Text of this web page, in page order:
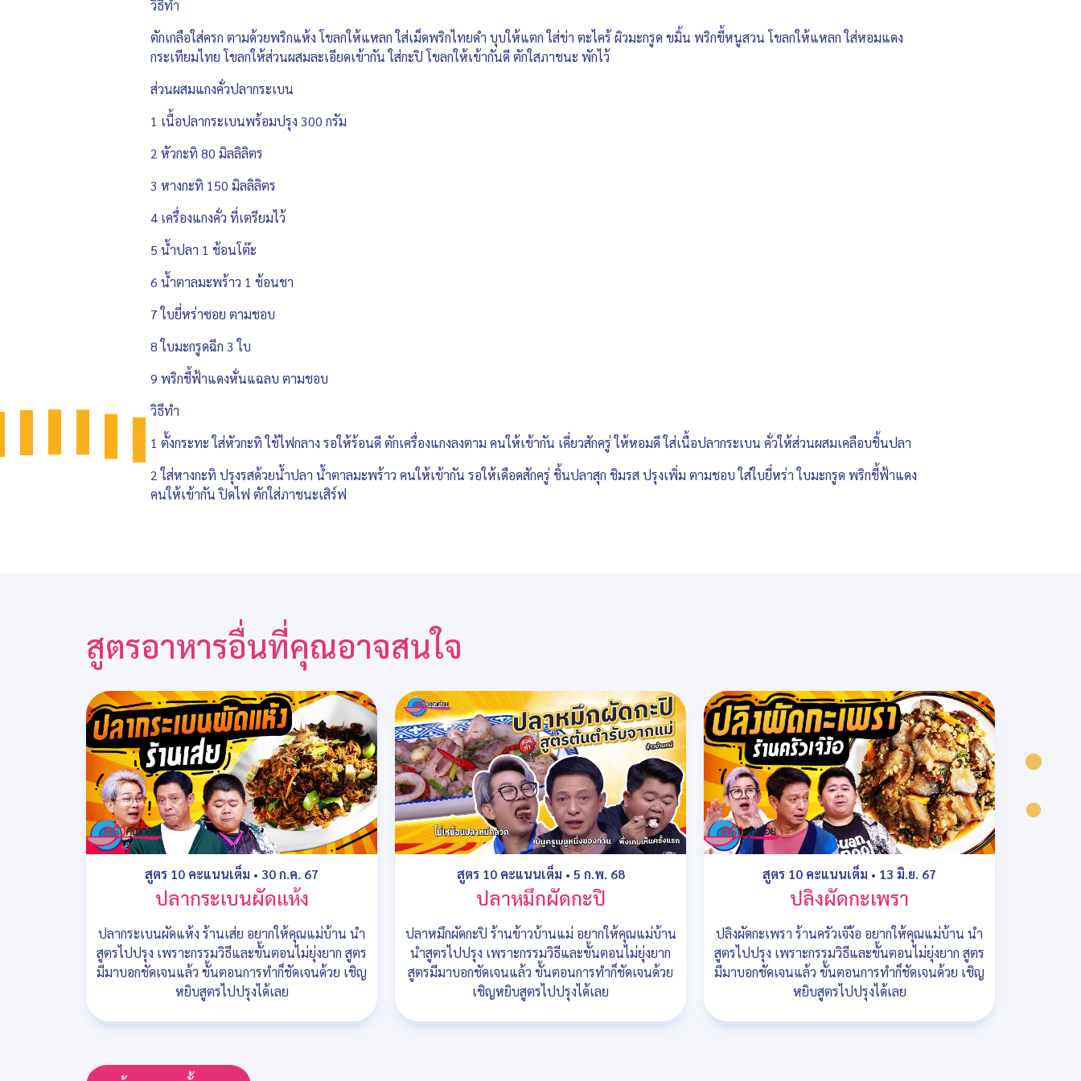
วิธีทำ
ตักเกลือใส่ครก ตามด้วยพริกแห้ง โขลกให้แหลก ใส่เม็ดพริกไทยดำ บุบให้แตก ใส่ข่า ตะไคร้ ผิวมะกรูด ขมิ้น พริกขี้หนูสวน โขลกให้แหลก ใส่หอมแดง
กระเทียมไทย โขลกให้ส่วนผสมละเอียดเข้ากัน ใส่กะปิ โขลกให้เข้ากันดี ตักใสภาชนะ พักไว้
ส่วนผสมแกงคั่วปลากระเบน
1 เนื้อปลากระเบนพร้อมปรุง 300 กรัม
2 หัวกะทิ 80 มิลลิลิตร
3 หางกะทิ 150 มิลลิลิตร
4 เครื่องแกงคั่ว ที่เตรียมไว้
5 น้ำปลา 1 ช้อนโต๊ะ
6 น้ำตาลมะพร้าว 1 ช้อนชา
7 ใบยี่หร่าซอย ตามชอบ
8 ใบมะกรูดฉีก 3 ใบ
9 พริกชี้ฟ้าแดงหั่นแฉลบ ตามชอบ
วิธีทำ
1 ตั้งกระทะ ใส่หัวกะทิ ใช้ไฟกลาง รอให้ร้อนดี ตักเครื่องแกงลงตาม คนให้เข้ากัน เคี่ยวสักครู่ ให้หอมดี ใส่เนื้อปลากระเบน คั่วให้ส่วนผสมเคลือบชิ้นปลา
2 ใส่หางกะทิ ปรุงรสด้วยน้ำปลา น้ำตาลมะพร้าว คนให้เข้ากัน รอให้เดือดสักครู่ ชิ้นปลาสุก ชิมรส ปรุงเพิ่ม ตามชอบ ใส่ใบยี่หร่า ใบมะกรูด พริกชี้ฟ้าแดง
คนให้เข้ากัน ปิดไฟ ตักใส่ภาชนะเสิร์ฟ
สูตรอาหารอื่นที่คุณอาจสนใจ
สูตร 10 คะแนนเต็ม • 30 ก.ค. 67
ปลากระเบนผัดแห้ง
ปลากระเบนผัดแห้ง ร้านเส่ย อยากให้คุณแม่บ้าน นำ
สูตรไปปรุง เพราะกรรมวิธีและขั้นตอนไม่ยุ่งยาก สูตร
มีมาบอกชัดเจนแล้ว ขั้นตอนการทำก็ชัดเจนด้วย เชิญ
หยิบสูตรไปปรุงได้เลย
สูตร 10 คะแนนเต็ม • 5 ก.พ. 68
ปลาหมึกผัดกะปิ
ปลาหมึกผัดกะปิ ร้านข้าวบ้านแม่ อยากให้คุณแม่บ้าน
นำสูตรไปปรุง เพราะกรรมวิธีและขั้นตอนไม่ยุ่งยาก
สูตรมีมาบอกชัดเจนแล้ว ขั้นตอนการทำก็ชัดเจนด้วย
เชิญหยิบสูตรไปปรุงได้เลย
สูตร 10 คะแนนเต็ม • 13 มิ.ย. 67
ปลิงผัดกะเพรา
ปลิงผัดกะเพรา ร้านครัวเจ๊ง้อ อยากให้คุณแม่บ้าน นำ
สูตรไปปรุง เพราะกรรมวิธีและขั้นตอนไม่ยุ่งยาก สูตร
มีมาบอกชัดเจนแล้ว ขั้นตอนการทำก็ชัดเจนด้วย เชิญ
หยิบสูตรไปปรุงได้เลย